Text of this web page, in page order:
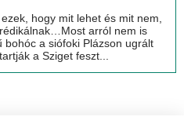
hogy mit lehet és mit nem,
arról nem is
bohóc a siófoki Plázson ugrált
a Sziget feszt...